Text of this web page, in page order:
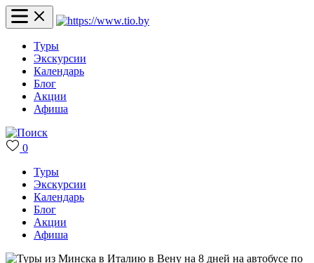
Туры
Экскурсии
Календарь
Блог
Акции
Афиша
0
Туры
Экскурсии
Календарь
Блог
Акции
Афиша